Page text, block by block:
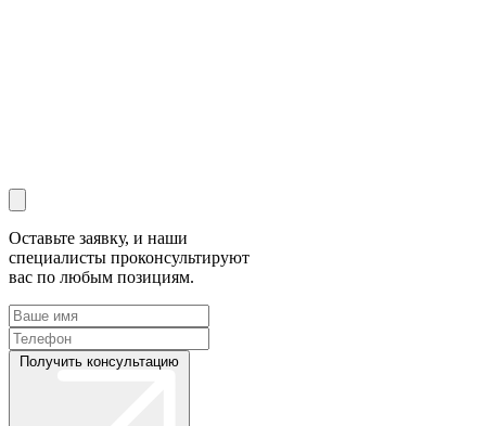
Оставьте заявку, и наши
специалисты проконсультируют
вас по любым позициям.
Получить консультацию